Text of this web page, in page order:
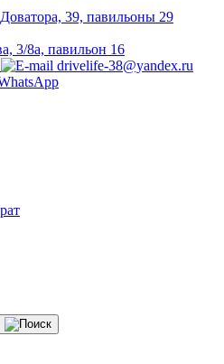
39, павильоны 29
3/8а, павильон 16
drivelife-38@yandex.ru